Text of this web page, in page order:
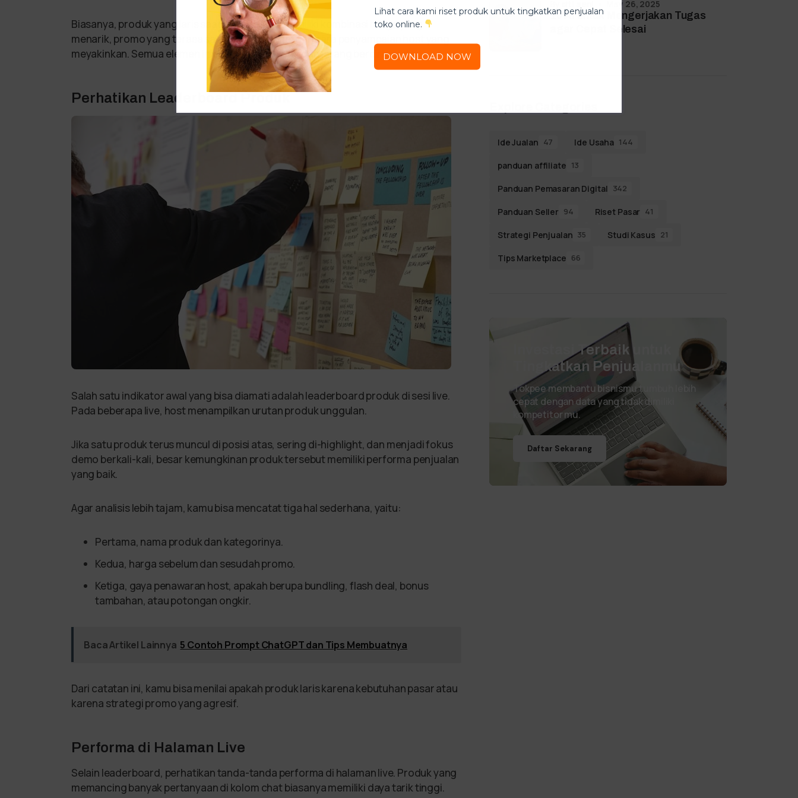
Biasanya, produk yang laris saat Shopee Live memiliki kombinasi harga yang
menarik, promo yang terasa sayang dilewatkan, dan cara penyampaian host yang
meyakinkan. Semua elemen ini saling mendukung dan jarang berdiri sendiri.
Perhatikan Leaderboard Produk
Salah satu indikator awal yang bisa diamati adalah leaderboard produk di sesi live.
Pada beberapa live, host menampilkan urutan produk unggulan.
Jika satu produk terus muncul di posisi atas, sering di-highlight, dan menjadi fokus
demo berkali-kali, besar kemungkinan produk tersebut memiliki performa penjualan
yang baik.
Agar analisis lebih tajam, kamu bisa mencatat tiga hal sederhana, yaitu:
Pertama, nama produk dan kategorinya.
Kedua, harga sebelum dan sesudah promo.
Ketiga, gaya penawaran host, apakah berupa bundling, flash deal, bonus
tambahan, atau potongan ongkir.
Baca Artikel Lainnya 5 Contoh Prompt ChatGPT dan Tips Membuatnya
Dari catatan ini, kamu bisa menilai apakah produk laris karena kebutuhan pasar atau
karena strategi promo yang agresif.
Performa di Halaman Live
Selain leaderboard, perhatikan tanda-tanda performa di halaman live. Produk yang
memancing banyak pertanyaan di kolom chat biasanya memiliki daya tarik tinggi.
10 AI untuk Mengerjakan Tugas
agar Cepat Selesai
May 26, 2025
Ide Jualan 47 Ide Usaha 144
panduan affiliate 13
Panduan Pemasaran Digital 342
Panduan Seller 94 Riset Pasar 41
Strategi Penjualan 35 Studi Kasus 21
Tips Marketplace 66
Investasi Terbaik untuk
Tingkatkan Penjualanmu
Tokpee membantu bisnismu tumbuh lebih
cepat dengan data yang tidak dimiliki
kompetitor mu.
Daftar Sekarang
Lihat cara kami riset produk untuk tingkatkan penjualan
toko online.
DOWNLOAD NOW